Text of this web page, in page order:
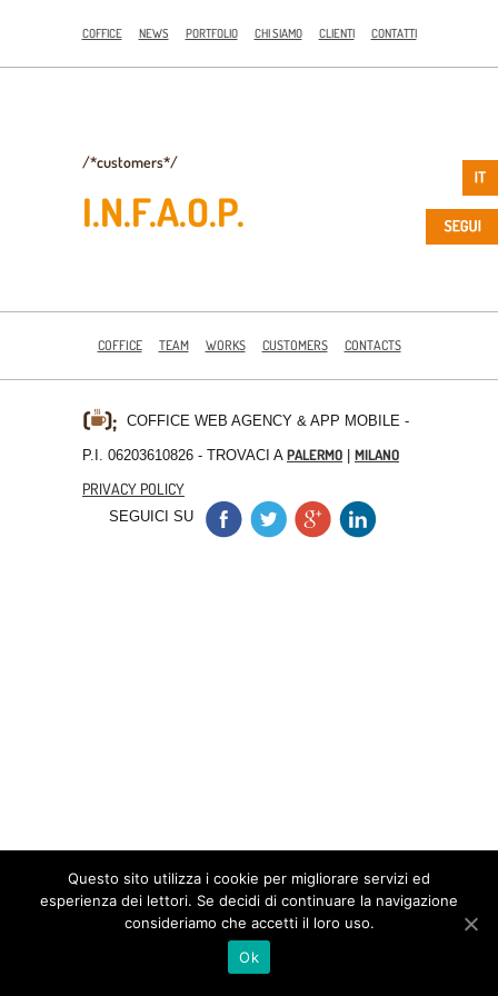
COFFICE NEWS PORTFOLIO CHI SIAMO CLIENTI CONTATTI
/*customers*/
I.N.F.A.O.P.
COFFICE TEAM WORKS CUSTOMERS CONTACTS
COFFICE WEB AGENCY & APP MOBILE -
P.I. 06203610826 - TROVACI A PALERMO MILANO
PRIVACY POLICY
SEGUICI SU
Questo sito utilizza i cookie per migliorare servizi ed
esperienza dei lettori. Se decidi di continuare la navigazione
consideriamo che accetti il loro uso.
Ok